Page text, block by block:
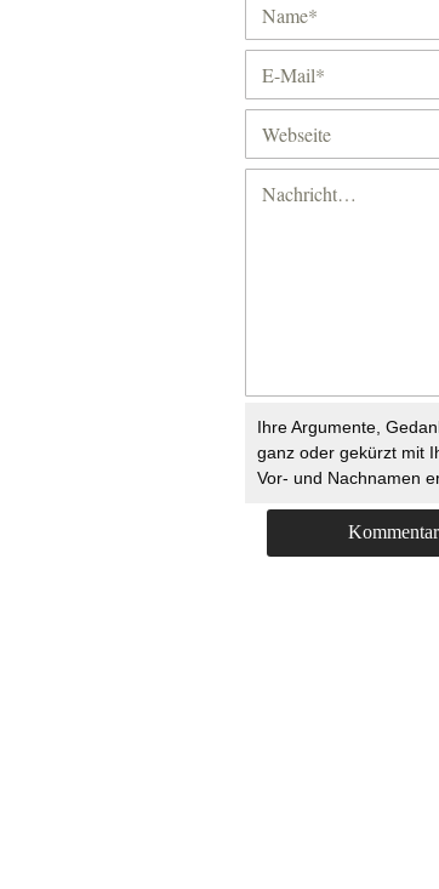
Ihre Argumente,
ganz oder gekürzt mit
Vor- und Nachnamen